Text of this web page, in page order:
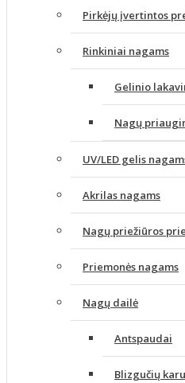
Pirkėjų įvertintos
Rinkiniai nagams
Gelinio
Nagų
UV/LED gelis
Akrilas nagams
Nagų priežiūros
Priemonės nagams
Nagų dailė
Antspaudai
Blizgučių